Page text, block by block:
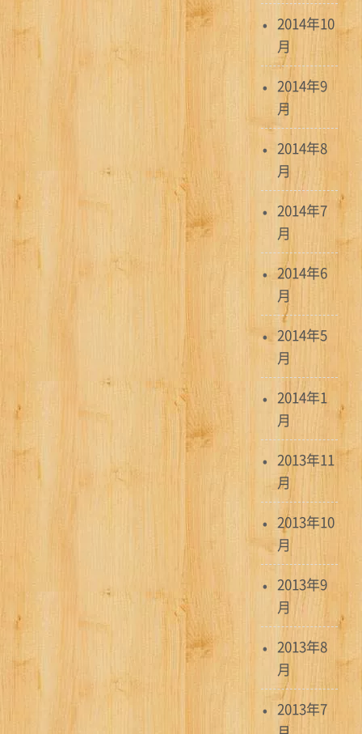
2014年10
月
2014年9
月
2014年8
月
2014年7
月
2014年6
月
2014年5
月
2014年1
月
2013年11
月
2013年10
月
2013年9
月
2013年8
月
2013年7